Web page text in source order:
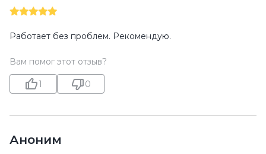
Работает без проблем. Рекомендую.
Вам помог этот отзыв?
1 0
Аноним